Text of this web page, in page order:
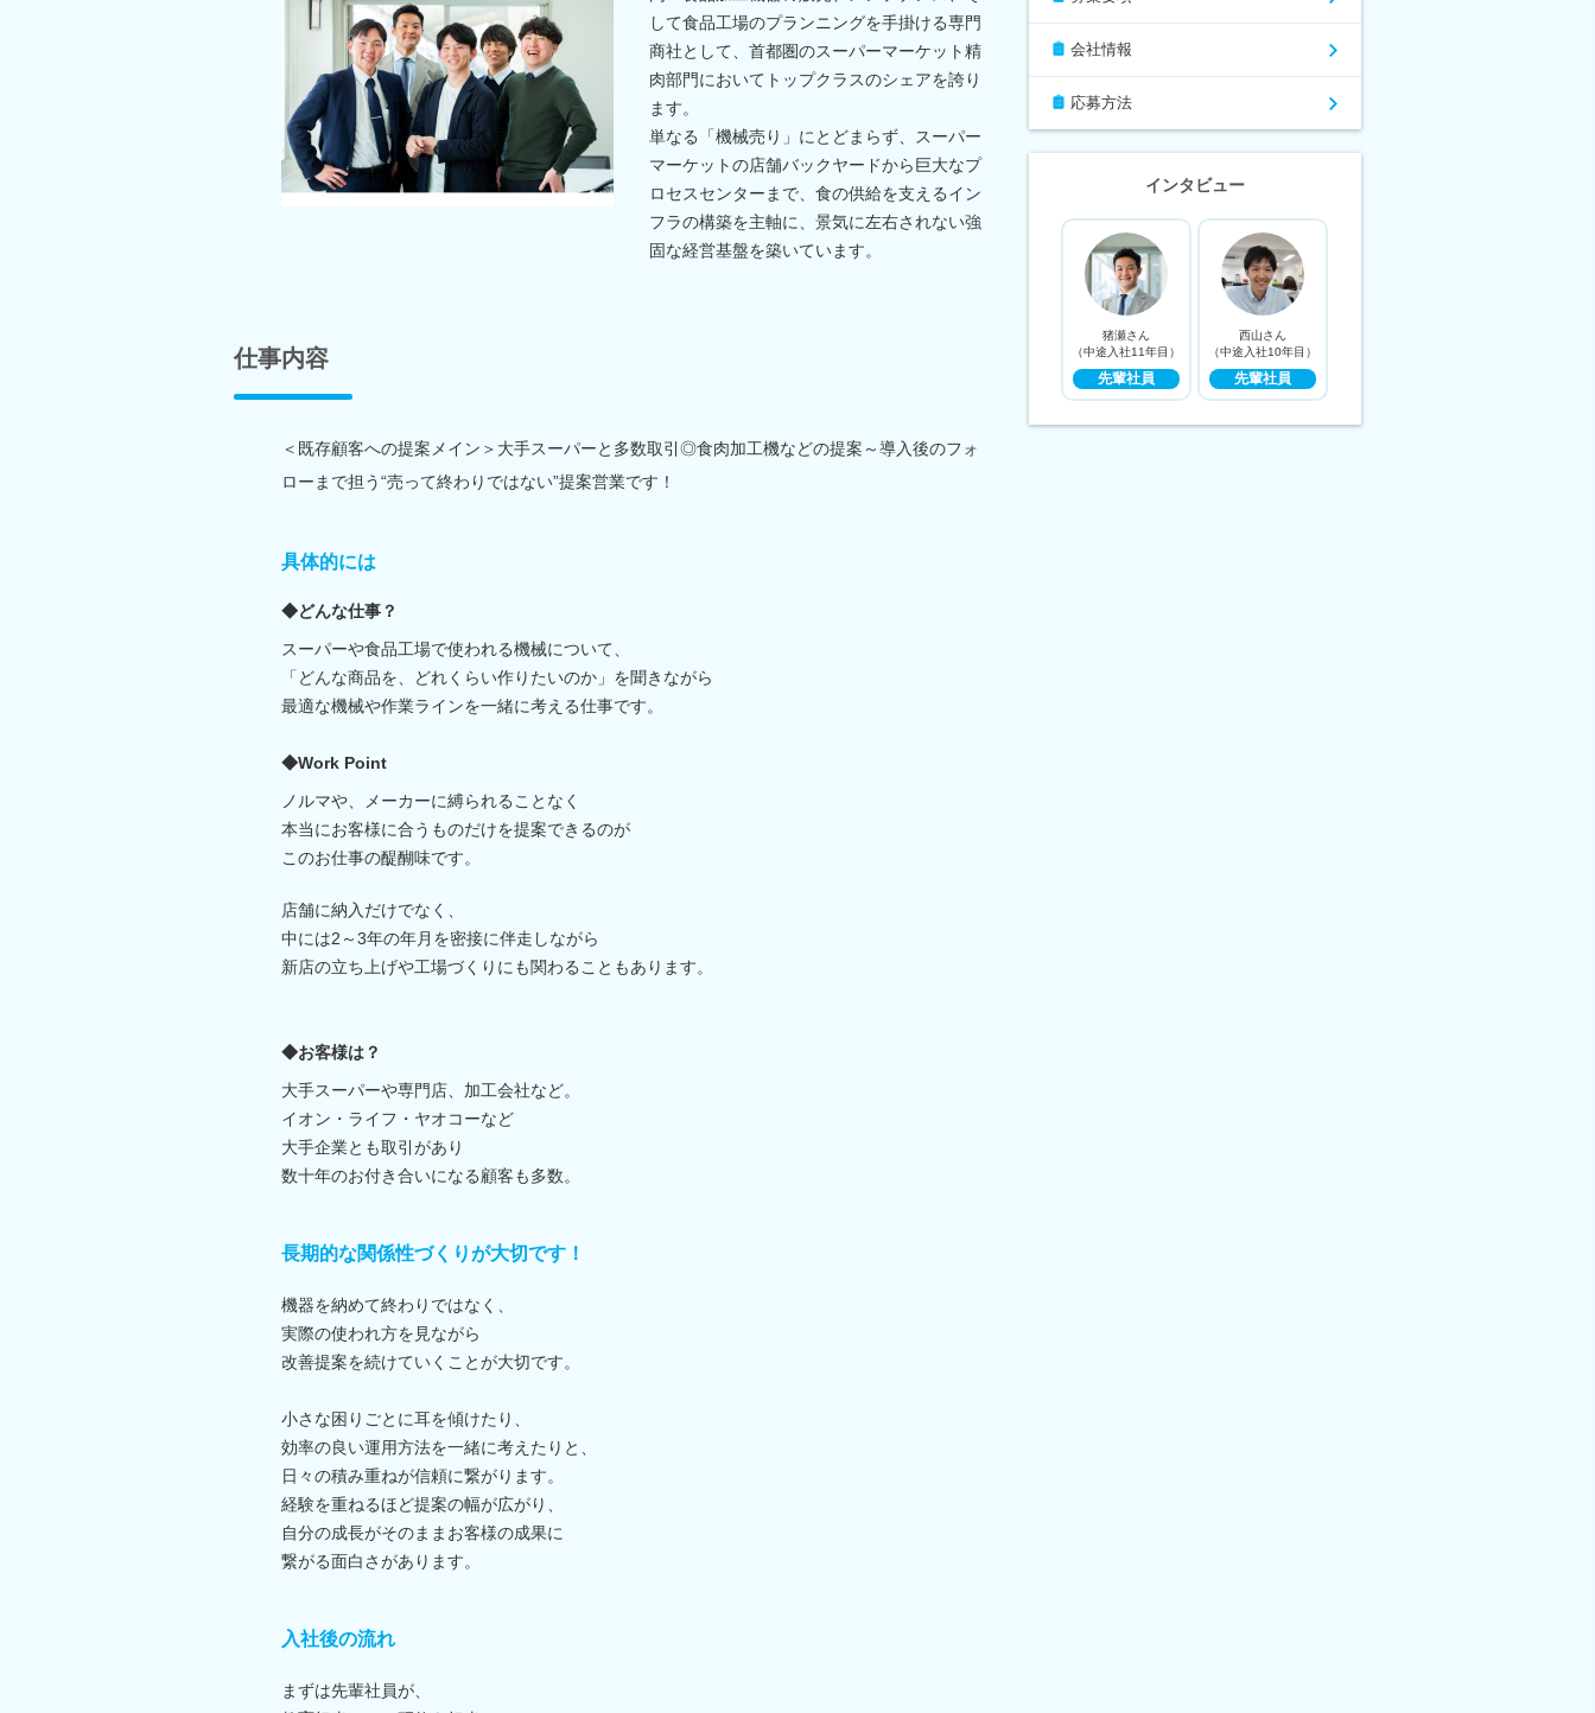
して食品工場のプランニングを手掛ける専門
商社として、首都圏のスーパーマーケット精
肉部門においてトップクラスのシェアを誇り
ます。
単なる「機械売り」にとどまらず、スーパー
マーケットの店舗バックヤードから巨大なプ
ロセスセンターまで、食の供給を支えるイン
フラの構築を主軸に、景気に左右されない強
固な経営基盤を築いています。
仕事内容
＜既存顧客への提案メイン＞大手スーパーと多数取引◎食肉加工機などの提案～導入後のフォ
ローまで担う“売って終わりではない”提案営業です！
具体的には
◆どんな仕事？
スーパーや食品工場で使われる機械について、
「どんな商品を、どれくらい作りたいのか」を聞きながら
最適な機械や作業ラインを一緒に考える仕事です。
◆Work Point
ノルマや、メーカーに縛られることなく
本当にお客様に合うものだけを提案できるのが
このお仕事の醍醐味です。
店舗に納入だけでなく、
中には2～3年の年月を密接に伴走しながら
新店の立ち上げや工場づくりにも関わることもあります。
◆お客様は？
大手スーパーや専門店、加工会社など。
イオン・ライフ・ヤオコーなど
大手企業とも取引があり
数十年のお付き合いになる顧客も多数。
長期的な関係性づくりが大切です！
機器を納めて終わりではなく、
実際の使われ方を見ながら
改善提案を続けていくことが大切です。
小さな困りごとに耳を傾けたり、
効率の良い運用方法を一緒に考えたりと、
日々の積み重ねが信頼に繋がります。
経験を重ねるほど提案の幅が広がり、
自分の成長がそのままお客様の成果に
繋がる面白さがあります。
入社後の流れ
まずは先輩社員が、
会社情報
応募方法
インタビュー
猪瀬さん
（中途入社11年目）
先輩社員
西山さん
（中途入社10年目）
先輩社員